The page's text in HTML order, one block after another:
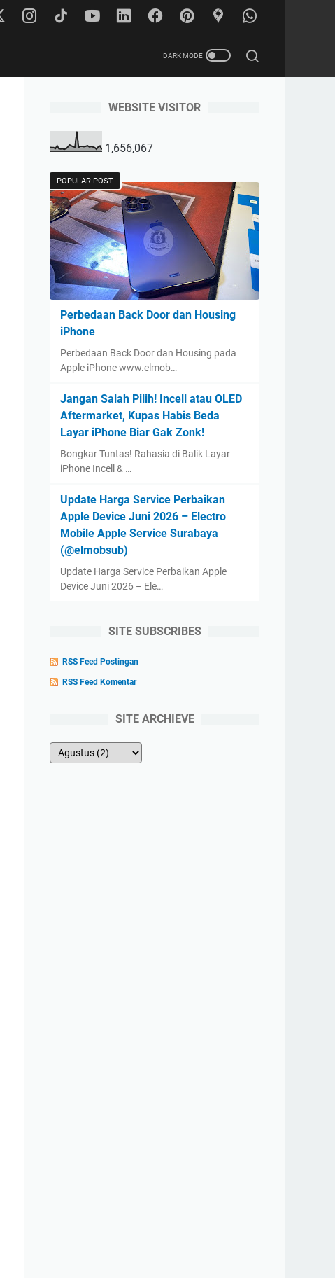
WEBSITE VISITOR
1,656,067
POPULAR POST
Perbedaan Back Door dan Housing
iPhone
Perbedaan Back Door dan Housing pada
Apple iPhone www.elmob…
Jangan Salah Pilih! Incell atau OLED
Aftermarket, Kupas Habis Beda
Layar iPhone Biar Gak Zonk!
Bongkar Tuntas! Rahasia di Balik Layar
iPhone Incell & …
Update Harga Service Perbaikan
Apple Device Juni 2026 – Electro
Mobile Apple Service Surabaya
(@elmobsub)
Update Harga Service Perbaikan Apple
Device Juni 2026 – Ele…
SITE SUBSCRIBES
RSS Feed Postingan
RSS Feed Komentar
SITE ARCHIEVE